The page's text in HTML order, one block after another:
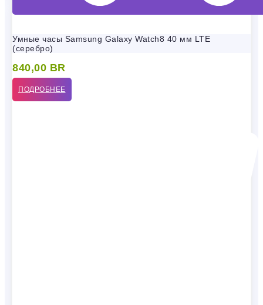
Умные часы Samsung Galaxy Watch8 40 мм LTE
(серебро)
840,00 BR
ПОДРОБНЕЕ